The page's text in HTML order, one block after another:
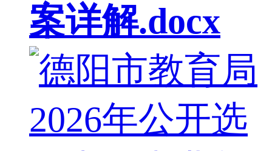
案详解.docx